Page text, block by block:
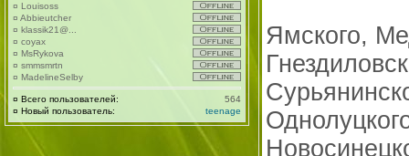
¤ Louisoss
¤ Abbieutcher
¤ klassik21@...
¤ coyax
¤ MsRykova
¤ smmsmrtn
¤ MadelineSelby
¤ Всего пользователей:
564
¤ Новый пользователь: teenage
Ямского,